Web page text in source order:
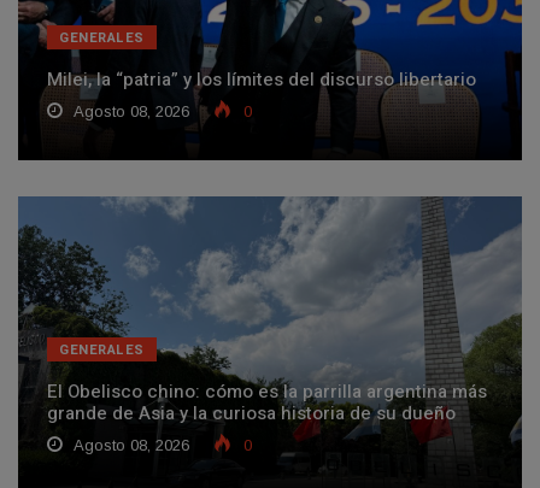
GENERALES
Milei, la “patria” y los límites del discurso libertario
Agosto 08, 2026 0
GENERALES
El Obelisco chino: cómo es la parrilla argentina más
grande de Asia y la curiosa historia de su dueño
Agosto 08, 2026 0